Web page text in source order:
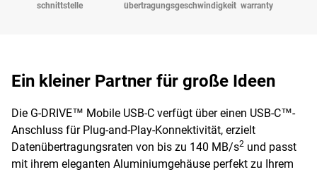
schnittstelle übertragungsgeschwindigkeit warranty
Ein kleiner Partner für große Ideen
Die G-DRIVE™ Mobile USB-C verfügt über einen USB-C™-
Anschluss für Plug-and-Play-Konnektivität, erzielt
Datenübertragungsraten von bis zu 140 MB/s2 und passt
mit ihrem eleganten Aluminiumgehäuse perfekt zu Ihrem